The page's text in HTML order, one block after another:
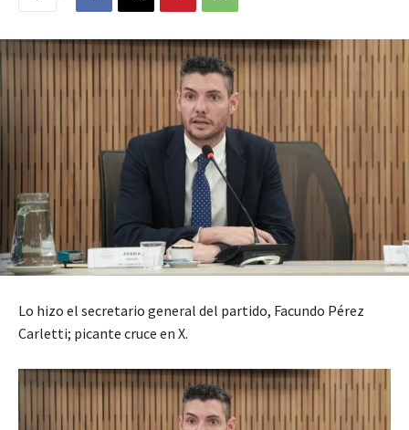
Lo hizo el secretario general del partido, Facundo Pérez
Carletti; picante cruce en X.